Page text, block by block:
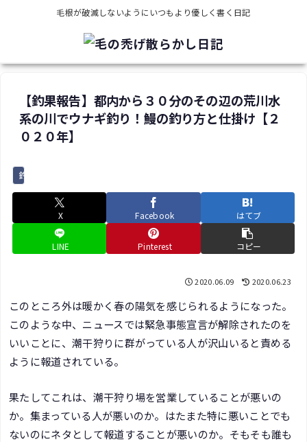
毛根が破滅しないようにいつもより優しく書く日記
【釣果報告】都内から３０分のその辺の荒川水
系の川でウナギ釣り！鰻の釣り方と仕掛け【２
０２０年】
釣り
X Facebook はてブ
LINE Pinterest コピー
2020.06.09 2020.06.23
このところ外は暖かく春の陽気を感じられるようになった。
このような中、ニュースでは緊急事態宣言が解除されたのを
いいことに、潮干狩りに群がっている人が沢山いると責める
ように報道されている。
果たしてこれは、潮干狩り場を営業していることが悪いの
か。集まっている人が悪いのか。はたまた特に悪いことでも
ないのにネタとして報道することが悪いのか。そもそも誰も